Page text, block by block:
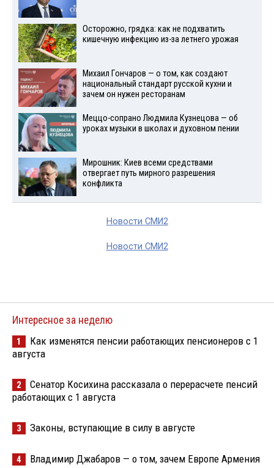
Осторожно, грядка: как не подхватить
кишечную инфекцию из-за летнего урожая
Михаил Гончаров — о том, как создают
национальный стандарт русской кухни и
зачем он нужен ресторанам
Меццо-сопрано Людмила Кузнецова — об
уроках музыки в школах и духовном пении
Мирошник: Киев всеми средствами
отвергает путь мирного разрешения
конфликта
Новости СМИ2
Новости СМИ2
Интересное за неделю
1
Как изменятся пенсии работающих пенсионеров с 1
августа
2
Сенатор Косихина рассказала о перерасчете пенсий
работающих с 1 августа
3 Законы, вступающие в силу в августе
4 Владимир Джабаров — о том, зачем Европе Армения